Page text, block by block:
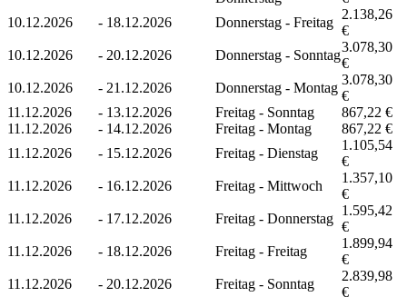
10.12.2026
- 18.12.2026 Donnerstag - Freitag
2.138,26
€
10.12.2026
- 20.12.2026 Donnerstag - Sonntag
3.078,30
€
10.12.2026
- 21.12.2026 Donnerstag - Montag
3.078,30
€
11.12.2026
- 13.12.2026 Freitag - Sonntag
867,22 €
11.12.2026
- 14.12.2026 Freitag - Montag
867,22 €
11.12.2026
- 15.12.2026 Freitag - Dienstag
1.105,54
€
11.12.2026
- 16.12.2026 Freitag - Mittwoch
1.357,10
€
11.12.2026
- 17.12.2026 Freitag - Donnerstag
1.595,42
€
11.12.2026
- 18.12.2026 Freitag - Freitag
1.899,94
€
11.12.2026
- 20.12.2026 Freitag - Sonntag
2.839,98
€